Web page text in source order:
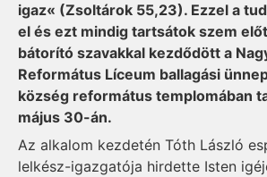
igaz« (Zsoltárok 55,23). Ezzel a
el és ezt mindig tartsátok szem
bátorító szavakkal kezdődött a
Református Líceum ballagási
község református templomában
május 30-án.
Az alkalom kezdetén Tóth László
lelkész-igazgatója hirdette Isten